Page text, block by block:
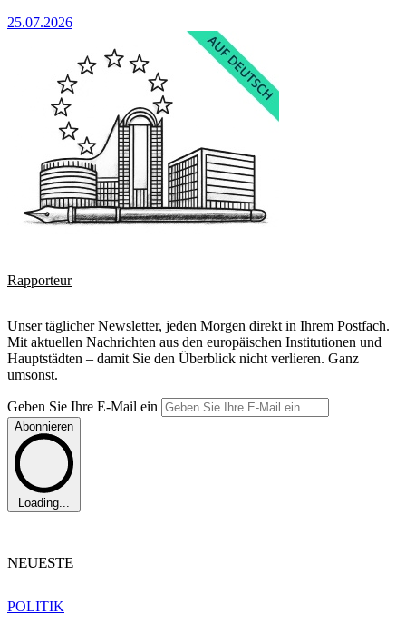
25.07.2026
Rapporteur
Unser täglicher Newsletter, jeden Morgen direkt in Ihrem Postfach.
Mit aktuellen Nachrichten aus den europäischen Institutionen und
Hauptstädten – damit Sie den Überblick nicht verlieren. Ganz
umsonst.
Geben Sie Ihre E-Mail ein
Abonnieren
Loading...
NEUESTE
POLITIK